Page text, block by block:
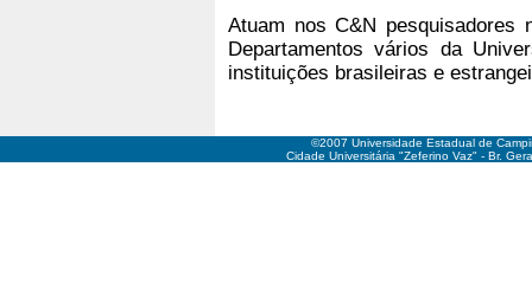
Atuam nos C&N pesquisadores
Departamentos vários da
instituições brasileiras e
©2007 Universidade Estadual de
Cidade Universitária "Zeferino Vaz" - Br.